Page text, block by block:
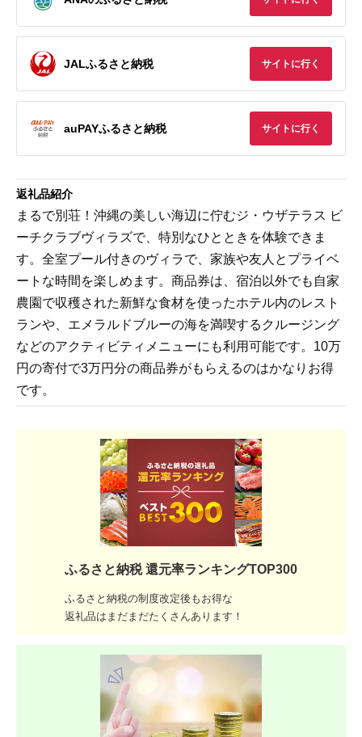
JALふるさと納税 サイトに行く
auPAYふるさと納税 サイトに行く
返礼品紹介
まるで別荘！沖縄の美しい海辺に佇むジ・ウザテラス ビ
ーチクラブヴィラズで、特別なひとときを体験できま
す。全室プール付きのヴィラで、家族や友人とプライベ
ートな時間を楽しめます。商品券は、宿泊以外でも自家
農園で収穫された新鮮な食材を使ったホテル内のレスト
ランや、エメラルドブルーの海を満喫するクルージング
などのアクティビティメニューにも利用可能です。10万
円の寄付で3万円分の商品券がもらえるのはかなりお得
です。
ふるさと納税 還元率ランキングTOP300
ふるさと納税の制度改定後もお得な
返礼品はまだまだたくさんあります！